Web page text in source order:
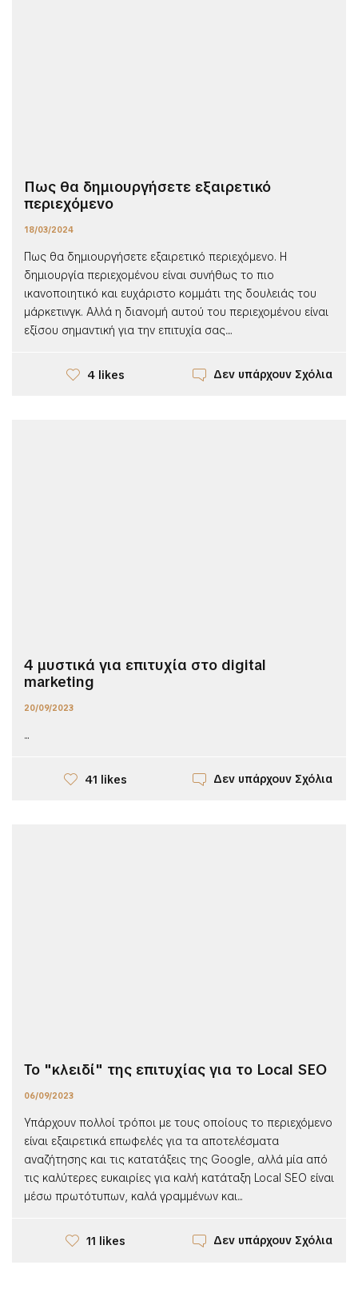
Πως θα δημιουργήσετε εξαιρετικό
περιεχόμενο
18/03/2024
Πως θα δημιουργήσετε εξαιρετικό περιεχόμενο. Η
δημιουργία περιεχομένου είναι συνήθως το πιο
ικανοποιητικό και ευχάριστο κομμάτι της δουλειάς του
μάρκετινγκ. Αλλά η διανομή αυτού του περιεχομένου είναι
εξίσου σημαντική για την επιτυχία σας....
4 likes Δεν υπάρχουν Σχόλια
4 μυστικά για επιτυχία στο digital
marketing
20/09/2023
...
41 likes Δεν υπάρχουν Σχόλια
Το "κλειδί" της επιτυχίας για το Local SEO
06/09/2023
Υπάρχουν πολλοί τρόποι με τους οποίους το περιεχόμενο
είναι εξαιρετικά επωφελές για τα αποτελέσματα
αναζήτησης και τις κατατάξεις της Google, αλλά μία από
τις καλύτερες ευκαιρίες για καλή κατάταξη Local SEO είναι
μέσω πρωτότυπων, καλά γραμμένων και...
11 likes Δεν υπάρχουν Σχόλια